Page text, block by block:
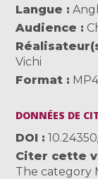
Langue
Audience
Vichi
Format
DONNÉES DE
DOI
Citer cette
The category